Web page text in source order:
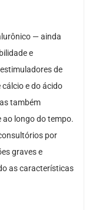
— ainda
e
de
e do ácido
também
ao longo do tempo.
por
graves e
as características